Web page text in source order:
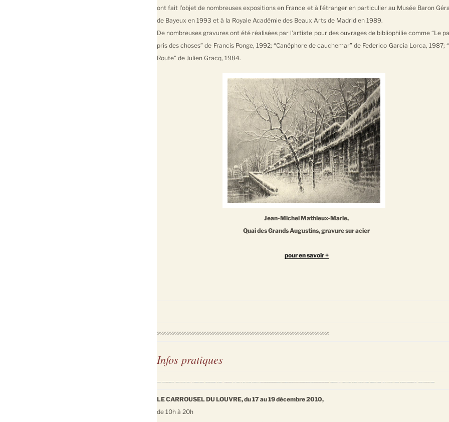
ont fait l’objet de nombreuses expositions en France et à l’étranger en particulier au Musée Baron
de Bayeux en 1993 et à la Royale Académie des Beaux Arts de Madrid en 1989.
De nombreuses gravures ont été réalisées par l’artiste pour des ouvrages de bibliophilie comme “Le
pris des choses” de Francis Ponge, 1992; “Canéphore de cauchemar” de Federico Garcia Lorca, 1987;
Route” de Julien Gracq, 1984.
Jean-Michel Mathieux-Marie,
Quai des Grands Augustins, gravure sur acier
pour en savoir +
Infos pratiques
LE CARROUSEL DU LOUVRE, du 17 au 19 décembre 2010,
de 10h à 20h